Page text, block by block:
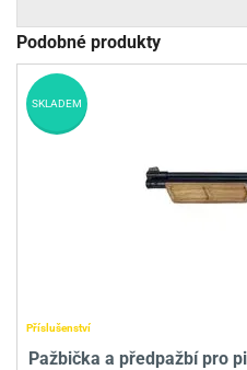
Podobné produkty
Příslušenství
Pažbička a předpažbí pro
SKLADEM